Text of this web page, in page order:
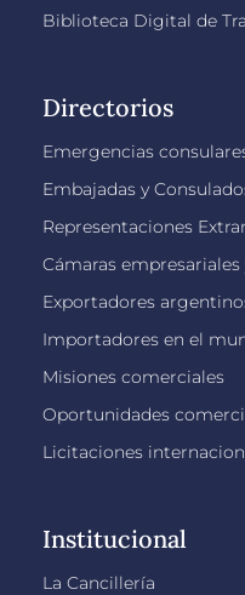
Biblioteca Digital de
Directorios
Emergencias
Embajadas y
Representaciones
Cámaras
Exportadores
Importadores en el
Misiones comerciales
Oportunidades
Licitaciones
Institucional
La Cancillería